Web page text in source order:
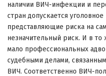
наличии ВИЧ-инфекции и
стран допускается
представляющие риска на
незначительный риск. И в
мало профессиональных
судебными делами,
ВИЧ. Соответственно ВИЧ-